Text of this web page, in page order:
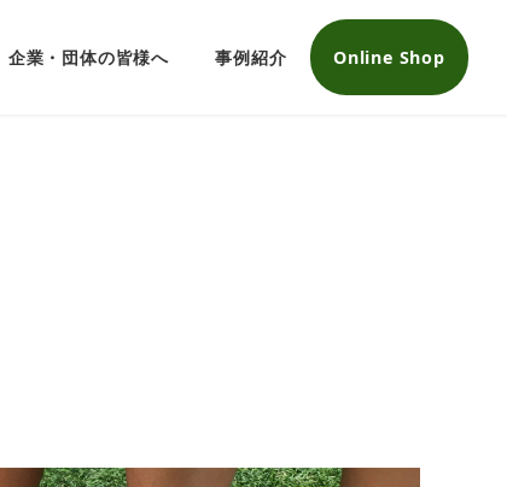
企業・団体の皆様へ 事例紹介 Online Shop